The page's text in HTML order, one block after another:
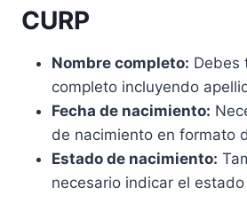
CURP
Nombre completo: Debes
completo incluyendo
Fecha de nacimiento:
de nacimiento en formato
Estado de nacimiento:
necesario indicar el